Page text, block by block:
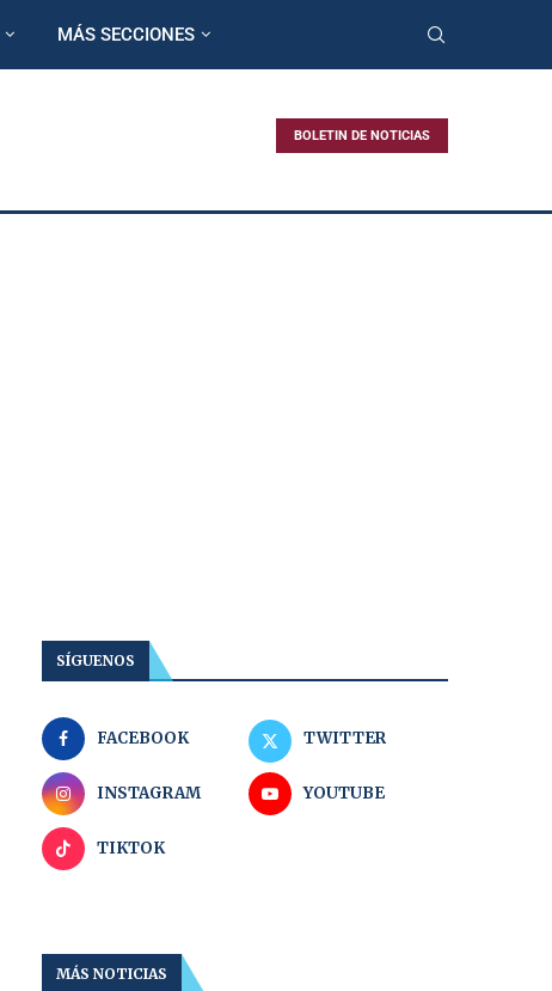
MÁS SECCIONES
BOLETIN DE NOTICIAS
SÍGUENOS
FACEBOOK TWITTER
INSTAGRAM YOUTUBE
TIKTOK
MÁS NOTICIAS